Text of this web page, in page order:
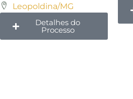
Leopoldina/MG
Detalhes do
Processo